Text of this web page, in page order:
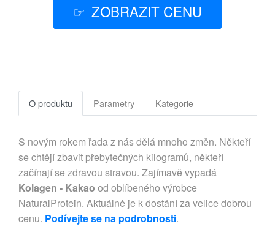
ZOBRAZIT CENU
O produktu Parametry Kategorie
S novým rokem řada z nás dělá mnoho změn. Někteří
se chtějí zbavit přebytečných kilogramů, někteří
začínají se zdravou stravou. Zajímavě vypadá
Kolagen - Kakao od oblíbeného výrobce
NaturalProtein. Aktuálně je k dostání za velice dobrou
cenu. Podívejte se na podrobnosti.